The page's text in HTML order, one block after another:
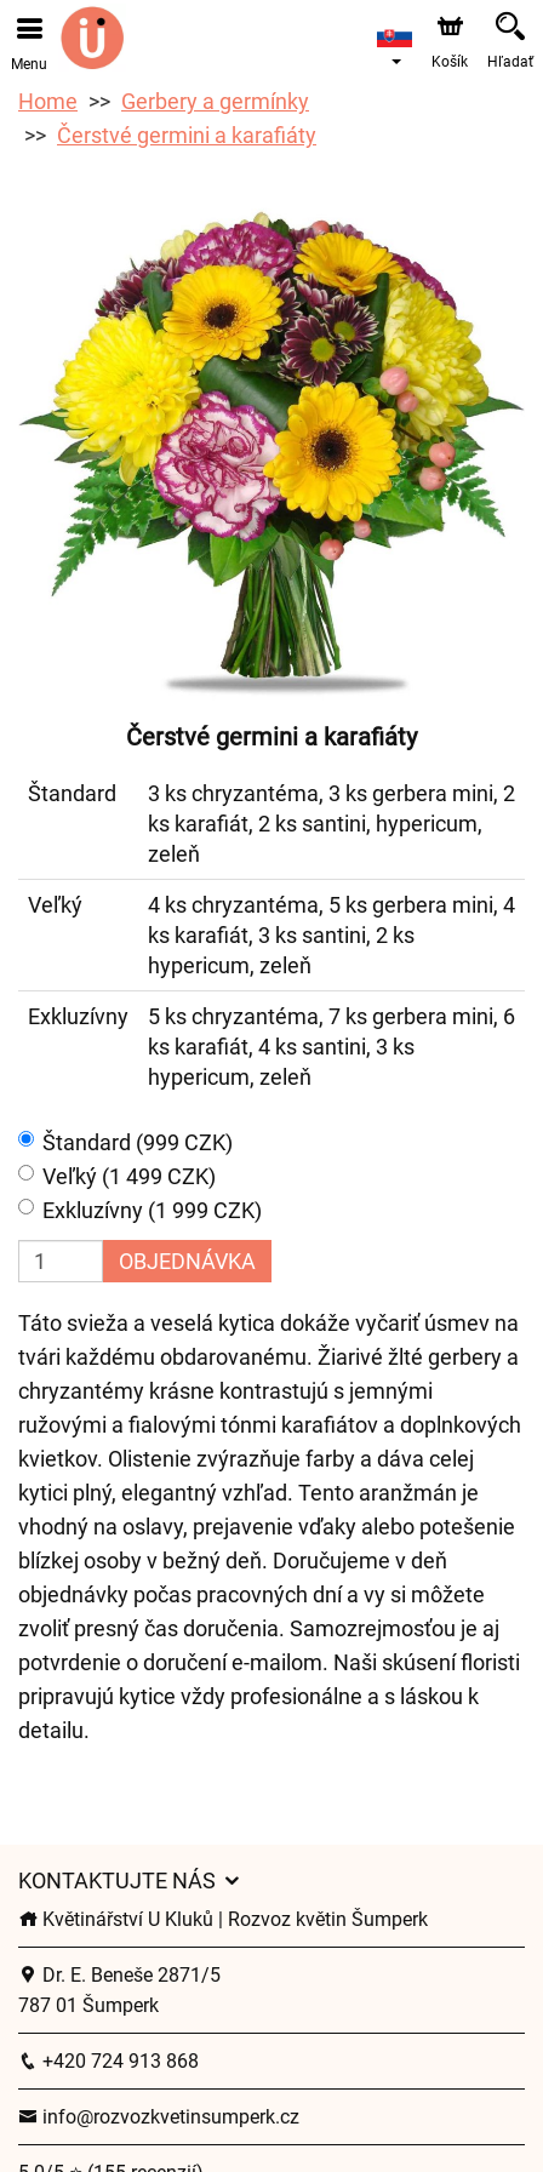
Menu Košík Hľadať
Home
Gerbery a germínky
Čerstvé germini a karafiáty
Čerstvé germini a karafiáty
Štandard
3 ks chryzantéma, 3 ks gerbera mini, 2
ks karafiát, 2 ks santini, hypericum,
zeleň
Veľký
4 ks chryzantéma, 5 ks gerbera mini, 4
ks karafiát, 3 ks santini, 2 ks
hypericum, zeleň
Exkluzívny
5 ks chryzantéma, 7 ks gerbera mini, 6
ks karafiát, 4 ks santini, 3 ks
hypericum, zeleň
Štandard (999 CZK)
Veľký (1 499 CZK)
Exkluzívny (1 999 CZK)
OBJEDNÁVKA
Táto svieža a veselá kytica dokáže vyčariť úsmev na
tvári každému obdarovanému. Žiarivé žlté gerbery a
chryzantémy krásne kontrastujú s jemnými
ružovými a fialovými tónmi karafiátov a doplnkových
kvietkov. Olistenie zvýrazňuje farby a dáva celej
kytici plný, elegantný vzhľad. Tento aranžmán je
vhodný na oslavy, prejavenie vďaky alebo potešenie
blízkej osoby v bežný deň. Doručujeme v deň
objednávky počas pracovných dní a vy si môžete
zvoliť presný čas doručenia. Samozrejmosťou je aj
potvrdenie o doručení e-mailom. Naši skúsení floristi
pripravujú kytice vždy profesionálne a s láskou k
detailu.
KONTAKTUJTE NÁS
Květinářství U Kluků | Rozvoz květin Šumperk
Dr. E. Beneše 2871/5
787 01 Šumperk
+420 724 913 868
info@rozvozkvetinsumperk.cz